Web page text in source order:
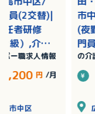
市
(夜
門
職
パ
務
級）
の介
員(2交替)|
任者研修
2級）,介護
研修（ヘル
賞与あり
ー職求人情報
円 /月
市中区